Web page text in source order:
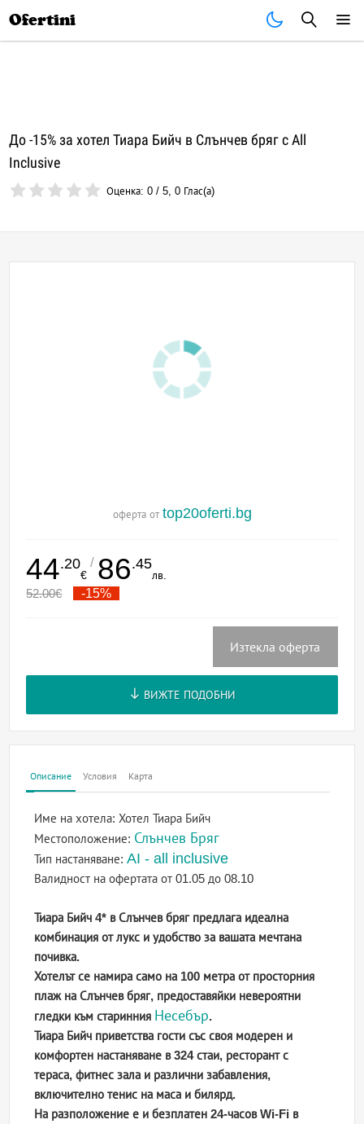
Ofertini
До -15% за хотел Тиара Бийч в Слънчев бряг с All
Inclusive
Оценка:0 /5,0 Глас(а)
оферта от top20oferti.bg
44.20
€
/ 86.45
лв.
52.00€ -15%
Изтекла оферта
ВИЖТЕ ПОДОБНИ
Описание Условия Карта
Име на хотела: Хотел Тиара Бийч
Местоположение: Слънчев Бряг
Тип настаняване:AI - all inclusive
Валидност на офертатаот 01.05 до 08.10
Тиара Бийч 4* в Слънчев брягпредлага идеална
комбинация от лукс и удобство за вашата мечтана
почивка.
Хотелът се намира само на 100 метра от просторния
плаж на Слънчев бряг, предоставяйки невероятни
гледки към старинния Несебър.
Тиара Бийч приветства гости със своя модерен и
комфортен настаняване в 324 стаи, ресторант с
тераса, фитнес зала и различни забавления,
включително тенис на маса и билярд.
На разположение е и безплатен 24-часов Wi-Fi в